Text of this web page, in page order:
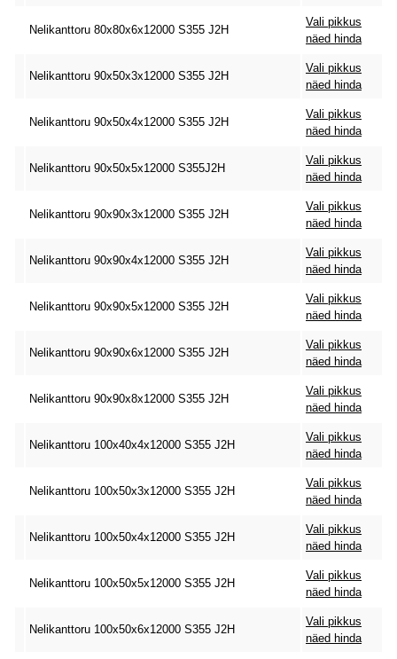
Nelikanttoru 80x80x6x12000 S355 J2H
Vali pikkus
näed hinda
Nelikanttoru 90x50x3x12000 S355 J2H
Vali pikkus
näed hinda
Nelikanttoru 90x50x4x12000 S355 J2H
Vali pikkus
näed hinda
Nelikanttoru 90x50x5x12000 S355J2H
Vali pikkus
näed hinda
Nelikanttoru 90x90x3x12000 S355 J2H
Vali pikkus
näed hinda
Nelikanttoru 90x90x4x12000 S355 J2H
Vali pikkus
näed hinda
Nelikanttoru 90x90x5x12000 S355 J2H
Vali pikkus
näed hinda
Nelikanttoru 90x90x6x12000 S355 J2H
Vali pikkus
näed hinda
Nelikanttoru 90x90x8x12000 S355 J2H
Vali pikkus
näed hinda
Nelikanttoru 100x40x4x12000 S355 J2H
Vali pikkus
näed hinda
Nelikanttoru 100x50x3x12000 S355 J2H
Vali pikkus
näed hinda
Nelikanttoru 100x50x4x12000 S355 J2H
Vali pikkus
näed hinda
Nelikanttoru 100x50x5x12000 S355 J2H
Vali pikkus
näed hinda
Nelikanttoru 100x50x6x12000 S355 J2H
Vali pikkus
näed hinda